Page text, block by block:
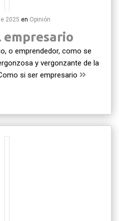
2025 en Opinión
o emprendedor, como se
y vergonzante de la
si ser empresario